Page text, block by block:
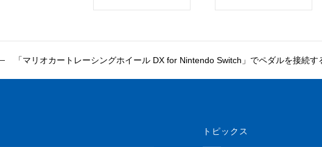
「マリオカートレーシングホイール DX for Nintendo Switch」でペダルを接続す
トピックス